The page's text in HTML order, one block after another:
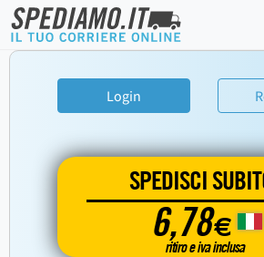
Login
SPEDISCI
6,78€
ritiro e iva inclusa